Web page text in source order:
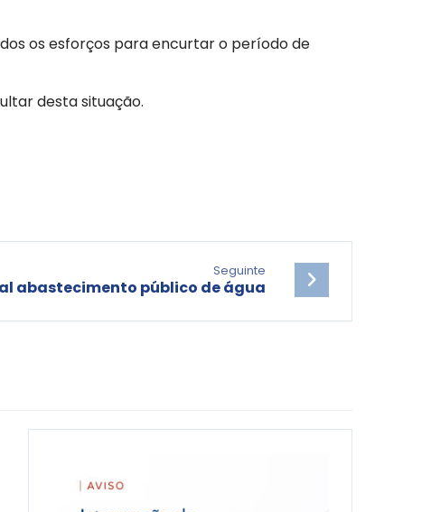
os esforços para encurtar o período de
desta situação.
Seguinte
abastecimento público de água